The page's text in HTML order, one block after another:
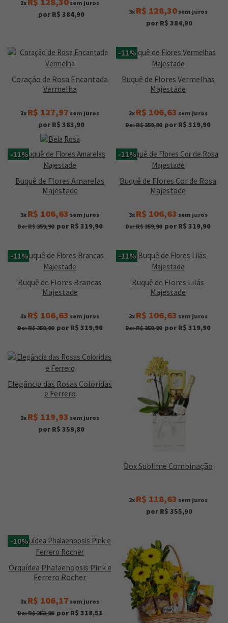
3x sem juros
por R$ 384,90 3x R$ 128,30sem juros
por R$ 384,90
Coração de Rosa Encantada
Vermelha
3x R$ 127,97 sem juros
por R$ 383,90
-11%
Buquê de Flores Vermelhas
Majestade
3x R$ 106,63 sem juros
De: R$ 359,90 por R$ 319,90
-11%
Buquê de Flores Amarelas
Majestade
3x R$ 106,63 sem juros
De: R$ 359,90 por R$ 319,90
-11%
Buquê de Flores Cor de Rosa
Majestade
3x R$ 106,63 sem juros
De: R$ 359,90 por R$ 319,90
-11%
Buquê de Flores Brancas
Majestade
3x R$ 106,63 sem juros
De: R$ 359,90 por R$ 319,90
-11%
Buquê de Flores Lilás
Majestade
3x R$ 106,63 sem juros
De: R$ 359,90 por R$ 319,90
Elegância das Rosas Coloridas
e Ferrero
3x R$ 119,93 sem juros
por R$ 359,80
Box Sublime Combinação
3x R$ 118,63 sem juros
por R$ 355,90
-10%
Orquídea Phalaenopsis Pink e
Ferrero Rocher
3x R$ 106,17 sem juros
De: R$ 353,90 por R$ 318,51